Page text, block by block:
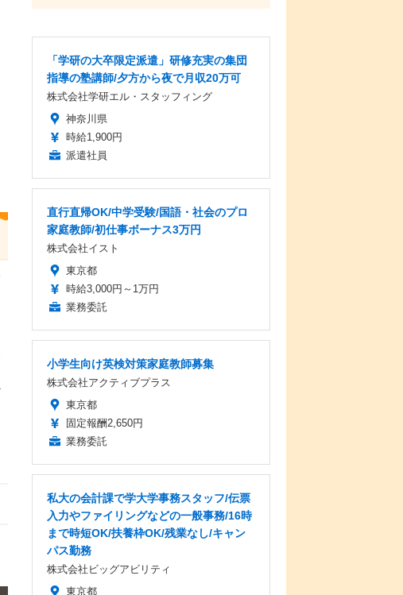
「学研の大卒限定派遣」研修充実の集団
指導の塾講師/夕方から夜で月収20万可
株式会社学研エル・スタッフィング
神奈川県
時給1,900円
派遣社員
直行直帰OK/中学受験/国語・社会のプロ
家庭教師/初仕事ボーナス3万円
株式会社イスト
東京都
時給3,000円～1万円
業務委託
小学生向け英検対策家庭教師募集
株式会社アクティブプラス
東京都
固定報酬2,650円
業務委託
私大の会計課で学大学事務スタッフ/伝票
入力やファイリングなどの一般事務/16時
まで時短OK/扶養枠OK/残業なし/キャン
パス勤務
株式会社ビッグアビリティ
東京都